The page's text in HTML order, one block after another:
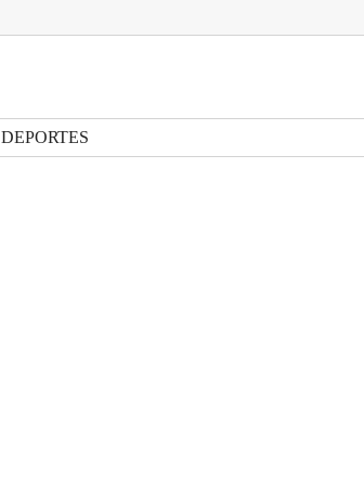
DEPORTES